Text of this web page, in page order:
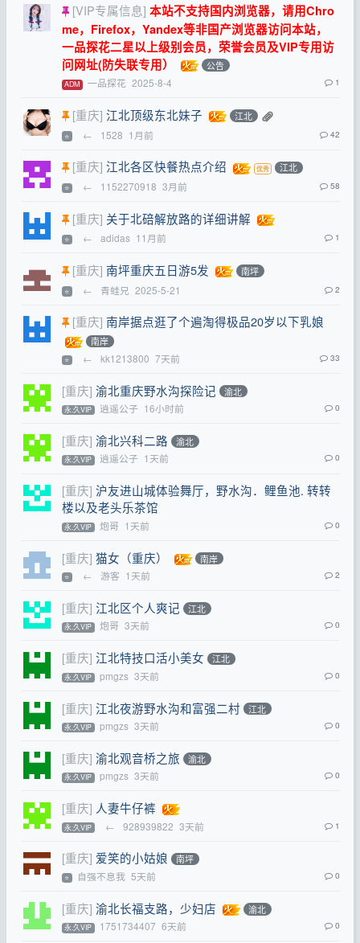
[VIP专属信息] 本站不支持国内浏览器，请用Chro
me，Firefox，Yandex等非国产浏览器访问本站，
一品探花二星以上级别会员，荣誉会员及VIP专用访
问网址(防失联专用）
公告
ADM 一品探花 2025-8-4 1
[重庆] 江北顶级东北妹子 江北
⭐ ← 1528 1月前 42
[重庆] 江北各区快餐热点介绍 江北
⭐ ← 1152270918 3月前 58
[重庆] 关于北碚解放路的详细讲解
⭐ ← adidas 11月前 1
[重庆] 南坪重庆五日游5发 南坪
⭐ ← 青蛙兄 2025-5-21 2
[重庆] 南岸据点逛了个遍淘得极品20岁以下乳娘
南岸
⭐ ← kk1213800 7天前 33
[重庆] 渝北重庆野水沟探险记 渝北
永.久VIP 逍遥公子 16小时前 0
[重庆] 渝北兴科二路 渝北
永.久VIP 逍遥公子 1天前 0
[重庆] 沪友进山城体验舞厅，野水沟．鲤鱼池. 转转
楼以及老头乐茶馆
永.久VIP 炮哥 1天前 0
[重庆] 猫女（重庆） 南岸
⭐ ← 游客 1天前 2
[重庆] 江北区个人爽记 江北
永.久VIP 炮哥 3天前 0
[重庆] 江北特技口活小美女 江北
永.久VIP pmgzs 3天前 0
[重庆] 江北夜游野水沟和富强二村 江北
永.久VIP pmgzs 3天前 0
[重庆] 渝北观音桥之旅 渝北
永.久VIP pmgzs 3天前 0
[重庆] 人妻牛仔裤
永.久VIP ← 928939822 3天前 1
[重庆] 爱笑的小姑娘 南坪
⭐ 自强不息我 5天前 0
[重庆] 渝北长福支路，少妇店 渝北
永.久VIP 1751734407 6天前 0